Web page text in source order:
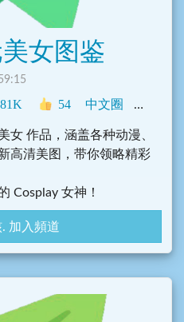
女图鉴
54 中文圈 香港
女 作品，涵盖各种动漫、
高清美图，带你领略精彩
Cosplay 女神！
加入頻道